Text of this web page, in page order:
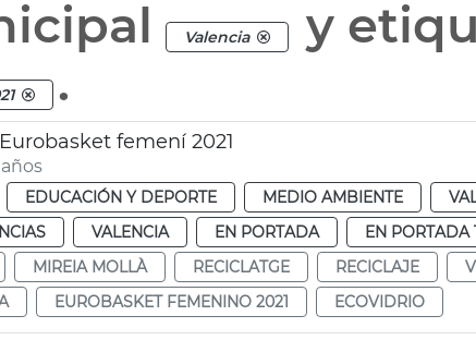
Valencia y
.
femení 2021
EDUCACIÓN Y DEPORTE MEDIO AMBIENTE
VALENCIA EN PORTADA EN PORTADA
MIREIA MOLLÀ RECICLATGE RECICLAJE
EUROBASKET FEMENINO 2021 ECOVIDRIO